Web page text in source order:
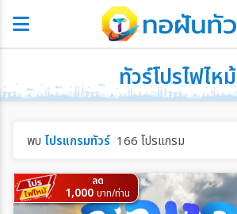
ทัวร์โปรไฟไหม้
พบ โปรแกรมทัวร์ 166 โปรแกรม
ลด
1,000 บาท/ท่าน